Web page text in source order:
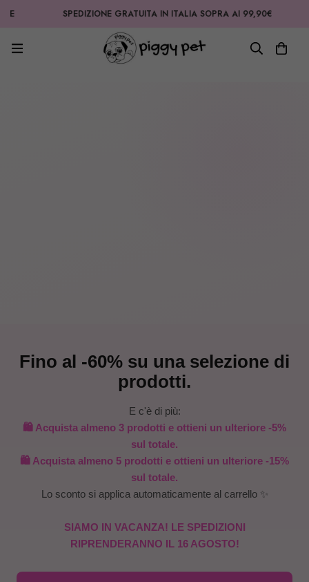
SPEDIZIONE GRATUITA IN ITALIA SOPRA AI 99,90€
Fino al -60% su una selezione di
prodotti.
E c'è di più:
🛍️ Acquista almeno 3 prodotti e ottieni un ulteriore -5%
sul totale.
🛍️ Acquista almeno 5 prodotti e ottieni un ulteriore -15%
sul totale.
Lo sconto si applica automaticamente al carrello ✨
SIAMO IN VACANZA! LE SPEDIZIONI
RIPRENDERANNO IL 16 AGOSTO!